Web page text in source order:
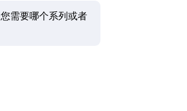
需要哪个系列或者